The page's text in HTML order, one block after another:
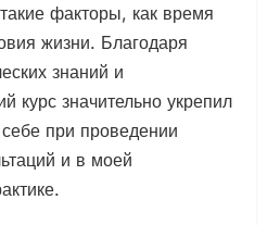
факторы, как время
жизни. Благодаря
знаний и
курс значительно укрепил
при проведении
и в моей